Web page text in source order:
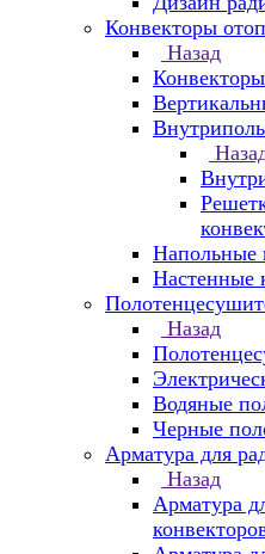
Конвекторы
Назад
Напольные
Настенные
Назад
Водяные
Черные
Арматура для
Назад
Арматура